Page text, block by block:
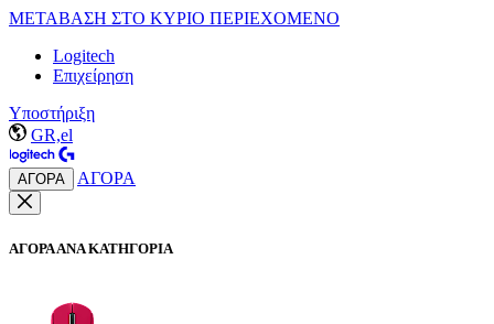
ΜΕΤΑΒΑΣΗ ΣΤΟ ΚΥΡΙΟ ΠΕΡΙΕΧΟΜΕΝΟ
Logitech
Επιχείρηση
Υποστήριξη
GR,el
ΑΓΟΡΑ ΑΓΟΡΑ
ΑΓΟΡΑ ΑΝΑ ΚΑΤΗΓΟΡΙΑ